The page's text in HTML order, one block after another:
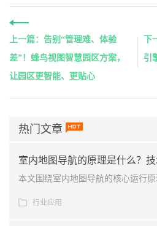
上一篇：告别“管理难、体验
差”！蜂鸟视图智慧园区方案，
让园区更智能、更贴心
下
引
热门文章
室内地图导航的原理是什么？
本文围绕室内地图导航的核心运行原
行业应用